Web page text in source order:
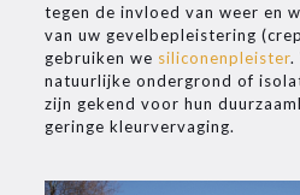
tegen de invloed van weer en
van uw gevelbepleistering
gebruiken we siliconenpleister.
natuurlijke ondergrond of
zijn gekend voor hun
geringe kleurvervaging.